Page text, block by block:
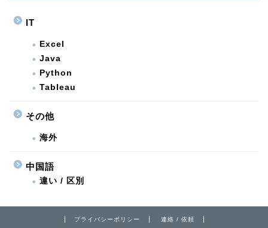
IT
Excel
Java
Python
Tableau
その他
海外
中国語
違い / 区別
プライバシーポリシー 連絡 / 依頼